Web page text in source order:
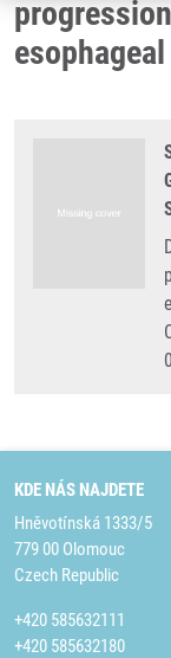
KDE NÁS NAJDETE
Hněvotínská 1333/5
779 00 Olomouc
Czech Republic
+420 585632111
+420 585632180